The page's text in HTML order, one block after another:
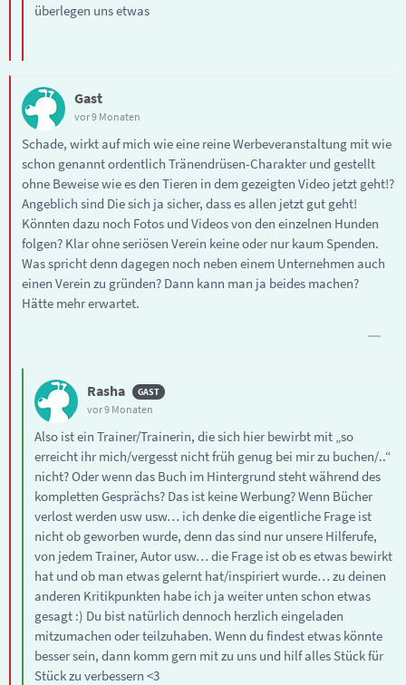
überlegen uns etwas
Gast
vor 9 Monaten
Schade, wirkt auf mich wie eine reine Werbeveranstaltung mit wie
schon genannt ordentlich Tränendrüsen-Charakter und gestellt
ohne Beweise wie es den Tieren in dem gezeigten Video jetzt geht!?
Angeblich sind Die sich ja sicher, dass es allen jetzt gut geht!
Könnten dazu noch Fotos und Videos von den einzelnen Hunden
folgen? Klar ohne seriösen Verein keine oder nur kaum Spenden.
Was spricht denn dagegen noch neben einem Unternehmen auch
einen Verein zu gründen? Dann kann man ja beides machen?
Hätte mehr erwartet.
Rasha
vor 9 Monaten
Also ist ein Trainer/Trainerin, die sich hier bewirbt mit „so
erreicht ihr mich/vergesst nicht früh genug bei mir zu buchen/..“
nicht? Oder wenn das Buch im Hintergrund steht während des
kompletten Gesprächs? Das ist keine Werbung? Wenn Bücher
verlost werden usw usw… ich denke die eigentliche Frage ist
nicht ob geworben wurde, denn das sind nur unsere Hilferufe,
von jedem Trainer, Autor usw… die Frage ist ob es etwas bewirkt
hat und ob man etwas gelernt hat/inspiriert wurde… zu deinen
anderen Kritikpunkten habe ich ja weiter unten schon etwas
gesagt :) Du bist natürlich dennoch herzlich eingeladen
mitzumachen oder teilzuhaben. Wenn du findest etwas könnte
besser sein, dann komm gern mit zu uns und hilf alles Stück für
Stück zu verbessern <3